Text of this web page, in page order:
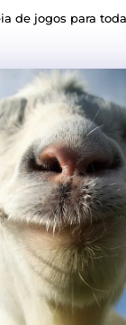
de jogos para